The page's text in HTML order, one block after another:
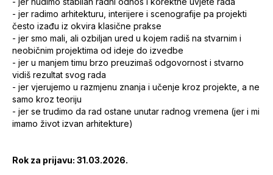
- jer radimo arhitekturu, interijere i scenografije pa projekti
često izađu iz okvira klasične prakse
- jer smo mali, ali ozbiljan ured u kojem radiš na stvarnim i
neobičnim projektima od ideje do izvedbe
- jer u manjem timu brzo preuzimaš odgovornost i stvarno
vidiš rezultat svog rada
- jer vjerujemo u razmjenu znanja i učenje kroz projekte, a ne
samo kroz teoriju
- jer se trudimo da rad ostane unutar radnog vremena (jer i mi
imamo život izvan arhitekture)
Rok za prijavu: 31.03.2026.